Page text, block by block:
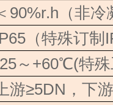
90%r.h （非冷
（特殊订制
～ +60℃(特殊
游≥5DN ，下